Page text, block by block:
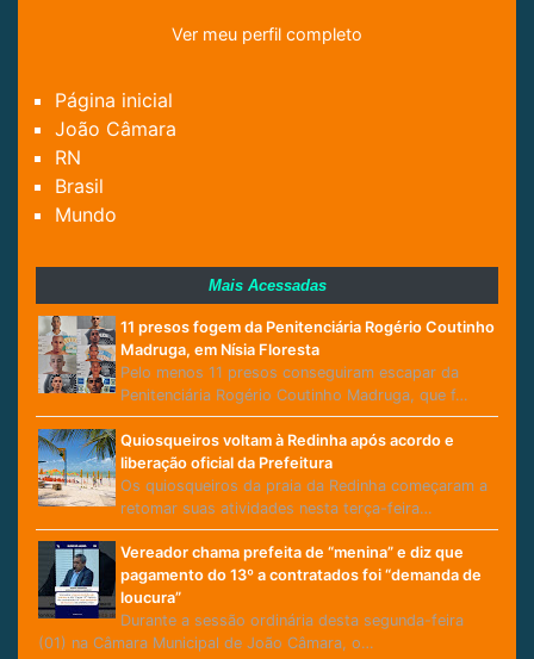
Ver meu perfil completo
Página inicial
João Câmara
RN
Brasil
Mundo
Mais Acessadas
11 presos fogem da Penitenciária Rogério Coutinho
Madruga, em Nísia Floresta
Pelo menos 11 presos conseguiram escapar da
Penitenciária Rogério Coutinho Madruga, que f…
Quiosqueiros voltam à Redinha após acordo e
liberação oficial da Prefeitura
Os quiosqueiros da praia da Redinha começaram a
retomar suas atividades nesta terça-feira…
Vereador chama prefeita de “menina” e diz que
pagamento do 13º a contratados foi “demanda de
loucura”
Durante a sessão ordinária desta segunda-feira
(01) na Câmara Municipal de João Câmara, o…